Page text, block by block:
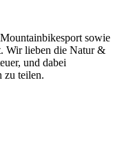
sowie
Wir lieben die Natur &
und dabei
zu teilen.